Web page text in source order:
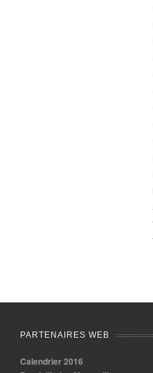
PARTENAIRES WEB
Calendrier 2016